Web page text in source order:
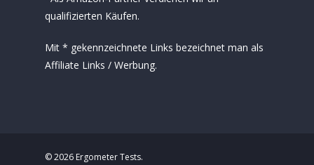
qualifizierten Käufen.
Mit * gekennzeichnete Links bezeichnet man als
Affiliate Links / Werbung.
© 2026 Ergometer Tests.